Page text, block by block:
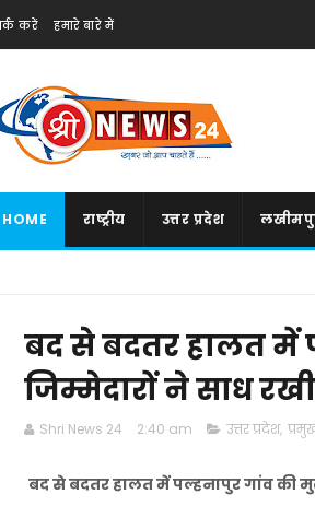
करें हमारे बारे में
HOME राष्ट्रीय उत्तर प्रदेश
बद से बदतर हालत में
जिम्मेदारों ने साध
Shri News 24 2:40 am उत्तर प्रदेश,
बद से बदतर हालत में पल्हनापुर गांव की